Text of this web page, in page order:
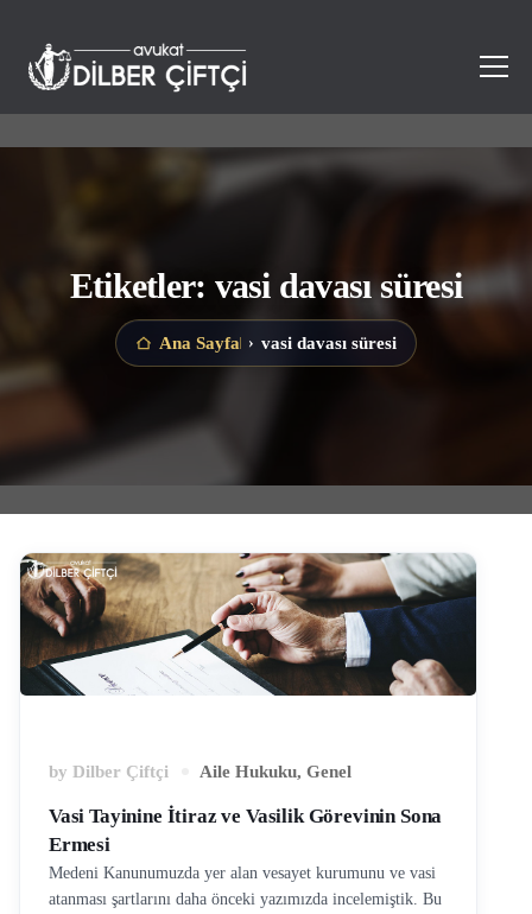
Etiketler: vasi davası süresi
Ana Sayfa › vasi davası süresi
by Dilber Çiftçi Aile Hukuku, Genel
Vasi Tayinine İtiraz ve Vasilik Görevinin Sona
Ermesi
Medeni Kanunumuzda yer alan vesayet kurumunu ve vasi
atanması şartlarını daha önceki yazımızda incelemiştik. Bu